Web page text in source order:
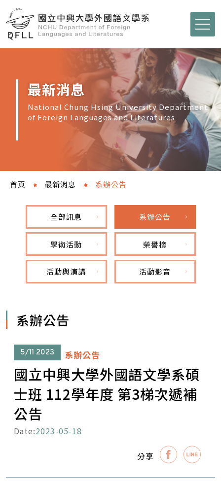
最新消息
National Chung Hsing University Department
of Foreign Languages and Literatures
首頁 最新消息 系辦公告
全部訊息 系辦公告
學術活動 榮譽榜
活動與演講 活動影音
系辦公告
5/11 2023 系辦公告
國立中興大學外國語文學系碩
士班 112學年度 第3梯次遞補
公告
Date:2023-05-18
分享